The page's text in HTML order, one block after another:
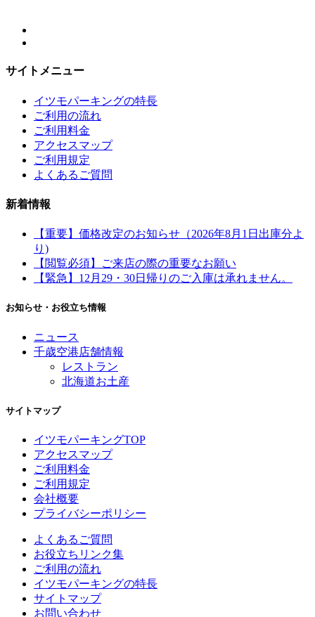
サイトメニュー
イツモパーキングの特長
ご利用の流れ
ご利用料金
アクセスマップ
ご利用規定
よくあるご質問
新着情報
【重要】価格改定のお知らせ（2026年8月1日出庫分よ
り)
【閲覧必須】ご来店の際の重要なお願い
【緊急】12月29・30日帰りのご入庫は承れません。
お知らせ・お役立ち情報
ニュース
千歳空港店舗情報
レストラン
北海道お土産
サイトマップ
イツモパーキングTOP
アクセスマップ
ご利用料金
ご利用規定
会社概要
プライバシーポリシー
よくあるご質問
お役立ちリンク集
ご利用の流れ
イツモパーキングの特長
サイトマップ
お問い合わせ